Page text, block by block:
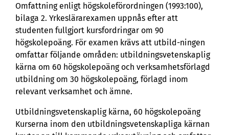
Omfattning enligt högskoleförordningen (1993:100),
bilaga 2. Yrkeslärarexamen uppnås efter att
studenten fullgjort kursfordringar om 90
högskolepoäng. För examen krävs att utbild-ningen
omfattar följande områden: utbildningsvetenskaplig
kärna om 60 högskolepoäng och verksamhetsförlagd
utbildning om 30 högskolepoäng, förlagd inom
relevant verksamhet och ämne.
Utbildningsvetenskaplig kärna, 60 högskolepoäng
Kurserna inom den utbildningsvetenskapliga kärnan